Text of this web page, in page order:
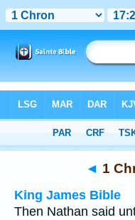
> 1 Chronicles 17:2
◄ 1
King James Bible
Then Nathan said